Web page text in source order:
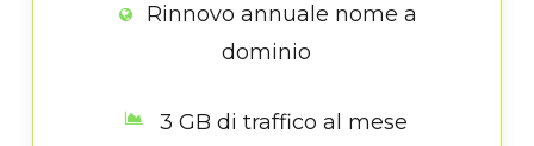
Rinnovo annuale nome a
dominio
3 GB di traffico al mese